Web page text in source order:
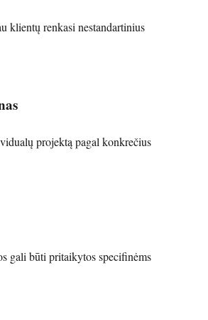
klientų renkasi nestandartinius
projektą pagal konkrečius
gali būti pritaikytos specifinėms